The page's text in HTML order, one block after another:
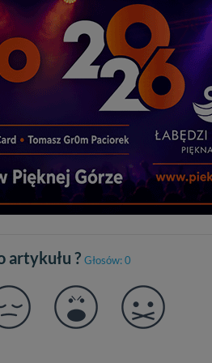
artykułu ? Głosów: 0